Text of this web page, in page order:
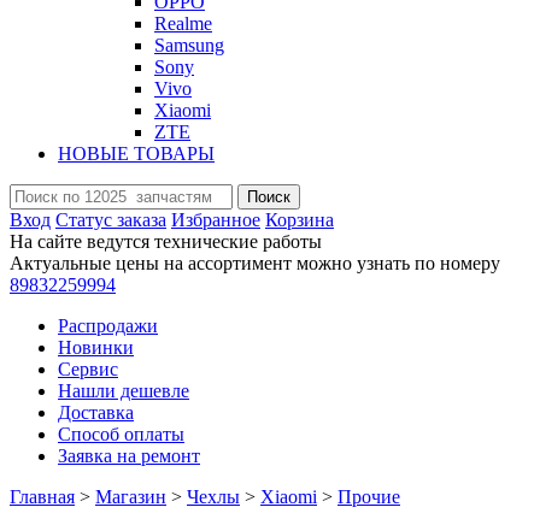
Realme
Samsung
Sony
Vivo
Xiaomi
ZTE
НОВЫЕ ТОВАРЫ
Поиск
Вход Статус заказа Избранное Корзина
На сайте ведутся технические работы
Актуальные цены на ассортимент можно узнать по номеру
89832259994
Распродажи
Новинки
Сервис
Нашли дешевле
Доставка
Способ оплаты
Заявка на ремонт
Главная > Магазин > Чехлы > Xiaomi > Прочие